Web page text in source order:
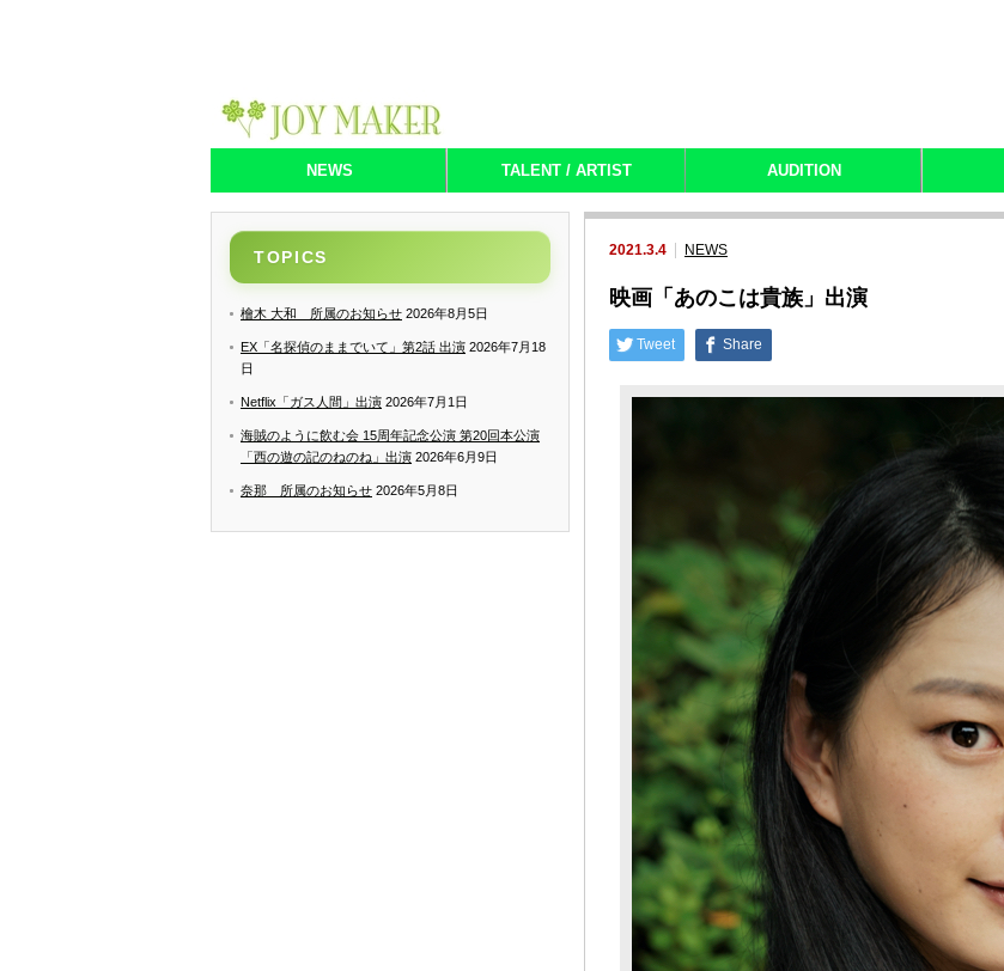
NEWS TALENT / ARTIST AUDITION
2021.3.4 NEWS
映画「あのこは貴族」出演
Tweet Share
TOPICS
檜木 大和 所属のお知らせ 2026年8月5日
EX「名探偵のままでいて」第2話 出演 2026年7月18
日
Netflix「ガス人間」出演 2026年7月1日
海賊のように飲む会 15周年記念公演 第20回本公演
「西の遊の記のねのね」出演 2026年6月9日
奈那 所属のお知らせ 2026年5月8日